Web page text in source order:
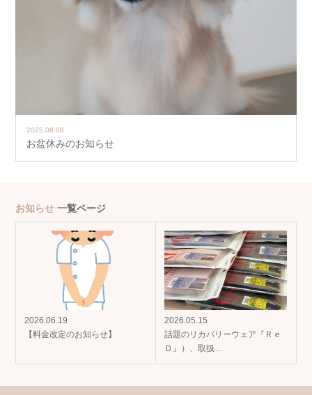
2025.08.08
お盆休みのお知らせ
お知らせ 一覧ページ
2026.06.19
【料金改定のお知らせ】
2026.05.15
話題のリカバリーウェア『Ｒｅ
Ｄ』）、取扱…